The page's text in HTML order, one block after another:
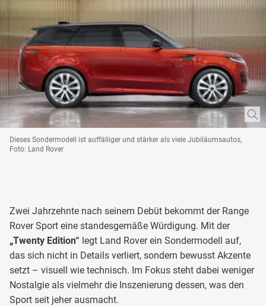
Dieses Sondermodell ist auffälliger und stärker als viele Jubiläumsautos,
Foto: Land Rover
Zwei Jahrzehnte nach seinem Debüt bekommt der Range
Rover Sport eine standesgemäße Würdigung. Mit der
„Twenty Edition“ legt Land Rover ein Sondermodell auf,
das sich nicht in Details verliert, sondern bewusst Akzente
setzt – visuell wie technisch. Im Fokus steht dabei weniger
Nostalgie als vielmehr die Inszenierung dessen, was den
Sport seit jeher ausmacht.